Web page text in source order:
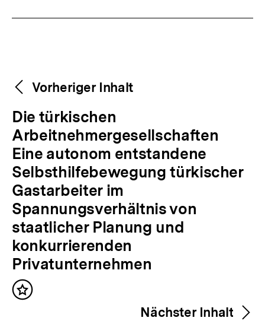
Weitere
Inhalte
Content-
Navigation
Vorheriger Inhalt
V
o
r
h
e
r
i
g
e
r
I
Die türkischen
Arbeitnehmergesellschaften
Eine autonom entstandene
Selbsthilfebewegung türkischer
Gastarbeiter im
Spannungsverhältnis von
staatlicher Planung und
konkurrierenden
Privatunternehmen
Inhalt
Nächster Inhalt